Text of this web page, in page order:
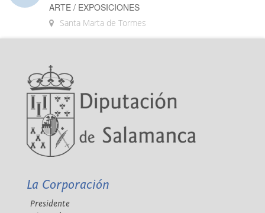
ARTE / EXPOSICIONES
Santa Marta de Tormes
La Corporación
Presidente